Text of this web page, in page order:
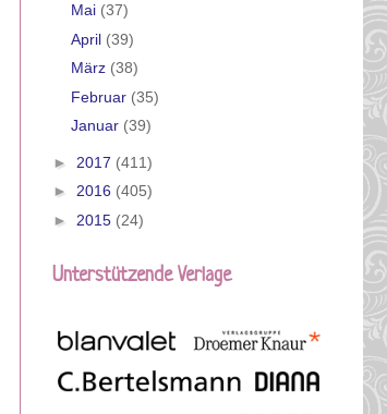
Mai (37)
April (39)
März (38)
Februar (35)
Januar (39)
► 2017 (411)
► 2016 (405)
► 2015 (24)
Unterstützende Verlage